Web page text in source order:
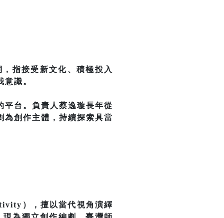
指接受新文化、積極投入
識。
平台。負責人蔡逸璇長年從
為創作主體，持續探索具當
），擅以當代視角演繹